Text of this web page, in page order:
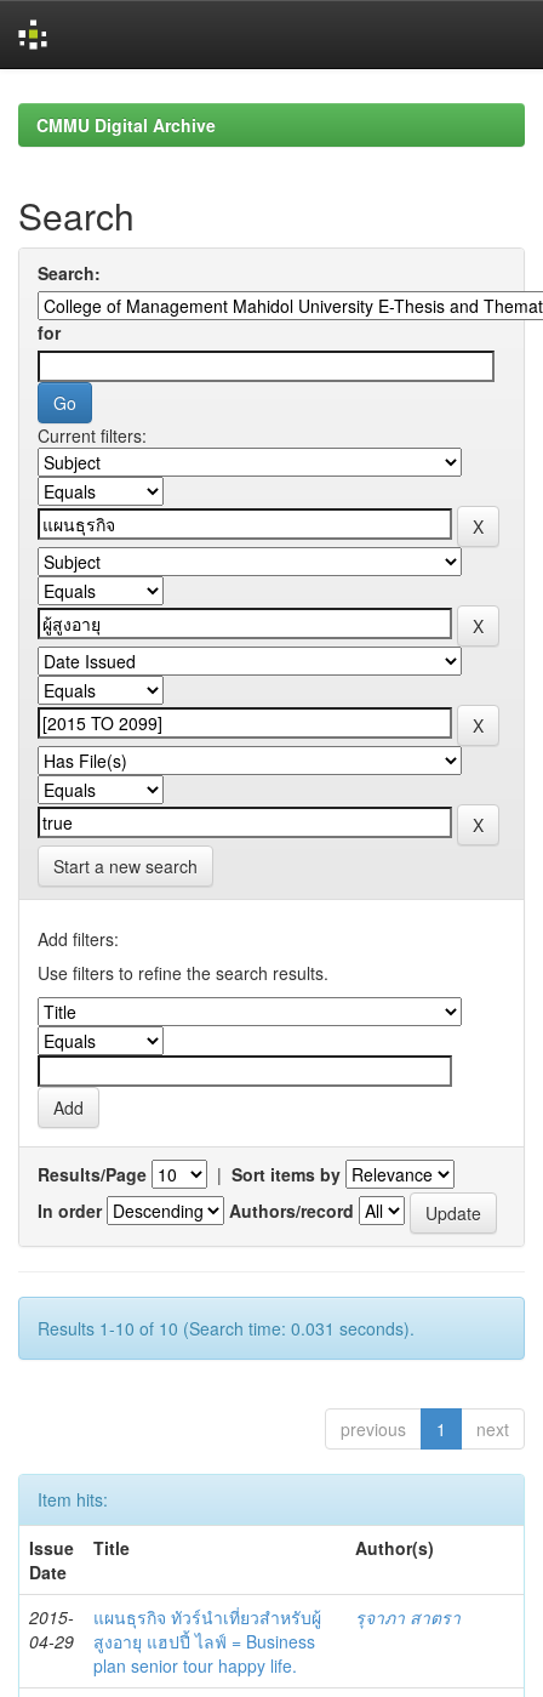
navigationCMMU Digital Archive
Search
Search:
for
Current filters:
Start a new search
Add filters:
Use filters to refine the search results.
Results/Page | Sort items by
In order
Authors/record
Results 1-10 of 10 (Search time: 0.031 seconds).
previous 1 next
Item hits:
Issue
Date
Title Author(s)
2015-
04-29
แผนธุรกิจ ทัวร์นำเที่ยวสำหรับผู้
สูงอายุ แฮปปี้ ไลฟ์ = Business
plan senior tour happy life.
รุจาภา สาตรา